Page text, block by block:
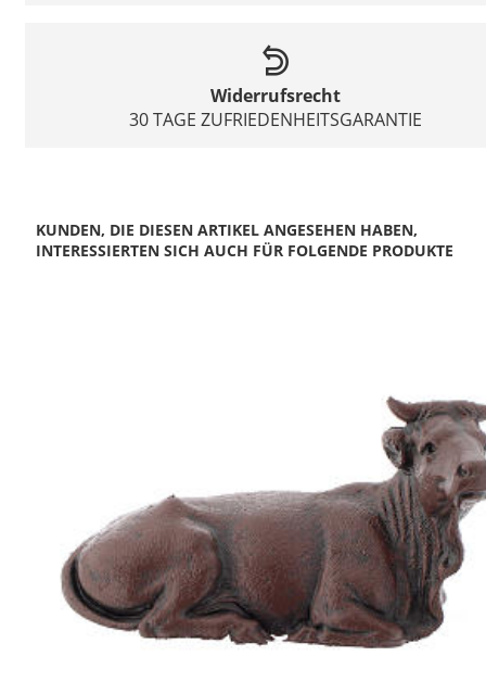
Widerrufsrecht
30 TAGE ZUFRIEDENHEITSGARANTIE
KUNDEN, DIE DIESEN ARTIKEL ANGESEHEN HABEN,
INTERESSIERTEN SICH AUCH FÜR FOLGENDE PRODUKTE